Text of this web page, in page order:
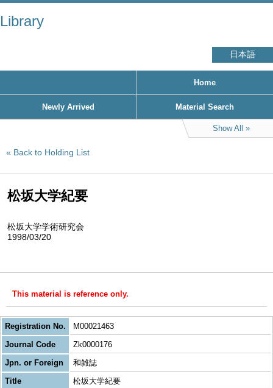
Library
日本語
Home
Newly Arrived Material Search
Show All
Back to Holding List
松坂大学紀要
松坂大学学術研究会
1998/03/20
This material is reference only.
Registration No.
M00021463
Journal Code
Zk0000176
Jpn. or Foreign
和雑誌
Title
松坂大学紀要